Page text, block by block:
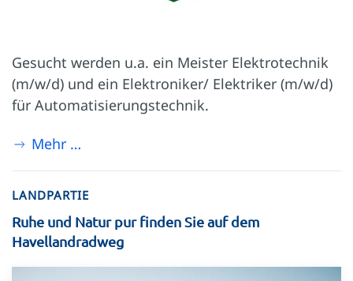
Gesucht werden u.a. ein Meister Elektrotechnik
(m/w/d) und ein Elektroniker/ Elektriker (m/w/d)
für Automatisierungstechnik.
Mehr …
LANDPARTIE
Ruhe und Natur pur finden Sie auf dem
Havellandradweg